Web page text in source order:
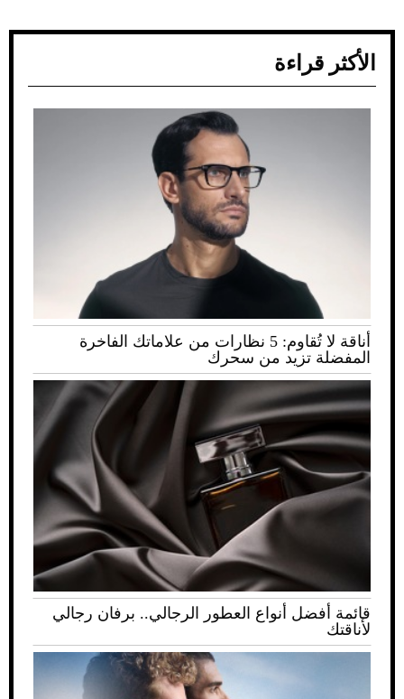
الأكثر قراءة
أناقة لا تُقاوم: 5 نظارات من علاماتك الفاخرة
المفضلة تزيد من سحرك
قائمة أفضل أنواع العطور الرجالي.. برفان رجالي
لأناقتك